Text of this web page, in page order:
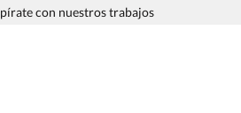
con nuestros trabajos